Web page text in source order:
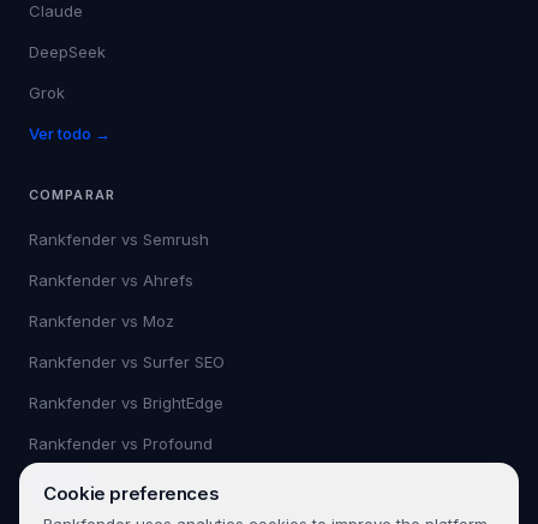
Claude
DeepSeek
Grok
Ver todo →
COMPARAR
Rankfender vs Semrush
Rankfender vs Ahrefs
Rankfender vs Moz
Rankfender vs Surfer SEO
Rankfender vs BrightEdge
Rankfender vs Profound
Ver todo →
Cookie preferences